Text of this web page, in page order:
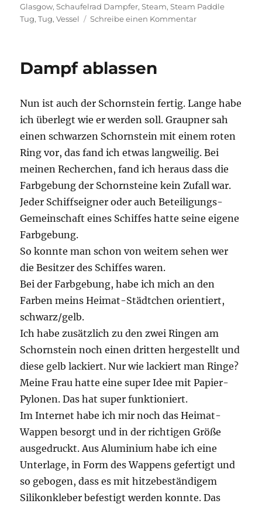
Glasgow,Schaufelrad Dampfer,Steam,Steam Paddle
Tug,Tug,Vessel Schreibe einen Kommentarzu
Dampf ablassen
Nun ist auch der Schornstein fertig. Lange habe
ich überlegt wie er werden soll. Graupner sah
einen schwarzen Schornstein mit einem roten
Ring vor, das fand ich etwas langweilig. Bei
meinen Recherchen, fand ich heraus dass die
Farbgebung der Schornsteine kein Zufall war.
Jeder Schiffseigner oder auch Beteiligungs-
Gemeinschaft eines Schiffes hatte seine eigene
Farbgebung.
So konnte man schon von weitem sehen wer
die Besitzer des Schiffes waren.
Bei der Farbgebung, habe ich mich an den
Farben meins Heimat-Städtchen orientiert,
schwarz/gelb.
Ich habe zusätzlich zu den zwei Ringen am
Schornstein noch einen dritten hergestellt und
diese gelb lackiert. Nur wie lackiert man Ringe?
Meine Frau hatte eine super Idee mit Papier-
Pylonen. Das hat super funktioniert.
Im Internet habe ich mir noch das Heimat-
Wappen besorgt und in der richtigen Größe
ausgedruckt. Aus Aluminium habe ich eine
Unterlage, in Form des Wappens gefertigt und
so gebogen, dass es mit hitzebeständigem
Silikonkleber befestigt werden konnte. Das